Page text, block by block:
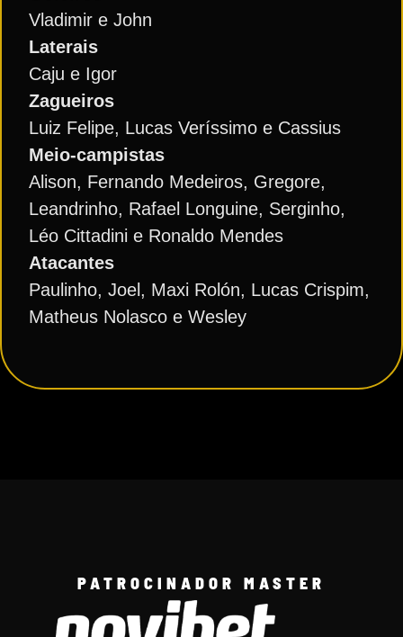
Vladimir e John
Laterais
Caju e Igor
Zagueiros
Luiz Felipe, Lucas Veríssimo e Cassius
Meio-campistas
Alison, Fernando Medeiros, Gregore,
Leandrinho, Rafael Longuine, Serginho,
Léo Cittadini e Ronaldo Mendes
Atacantes
Paulinho, Joel, Maxi Rolón, Lucas Crispim,
Matheus Nolasco e Wesley
PATROCINADOR MASTER